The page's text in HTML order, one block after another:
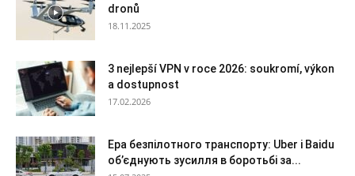
dronů
18.11.2025
3 nejlepší VPN v roce 2026: soukromí, výkon
a dostupnost
17.02.2026
Ера безпілотного транспорту: Uber і Baidu
об’єднують зусилля в боротьбі за...